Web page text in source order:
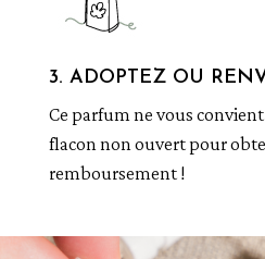
3. ADOPTEZ OU
Ce parfum ne vous
flacon non ouvert pour
remboursement !